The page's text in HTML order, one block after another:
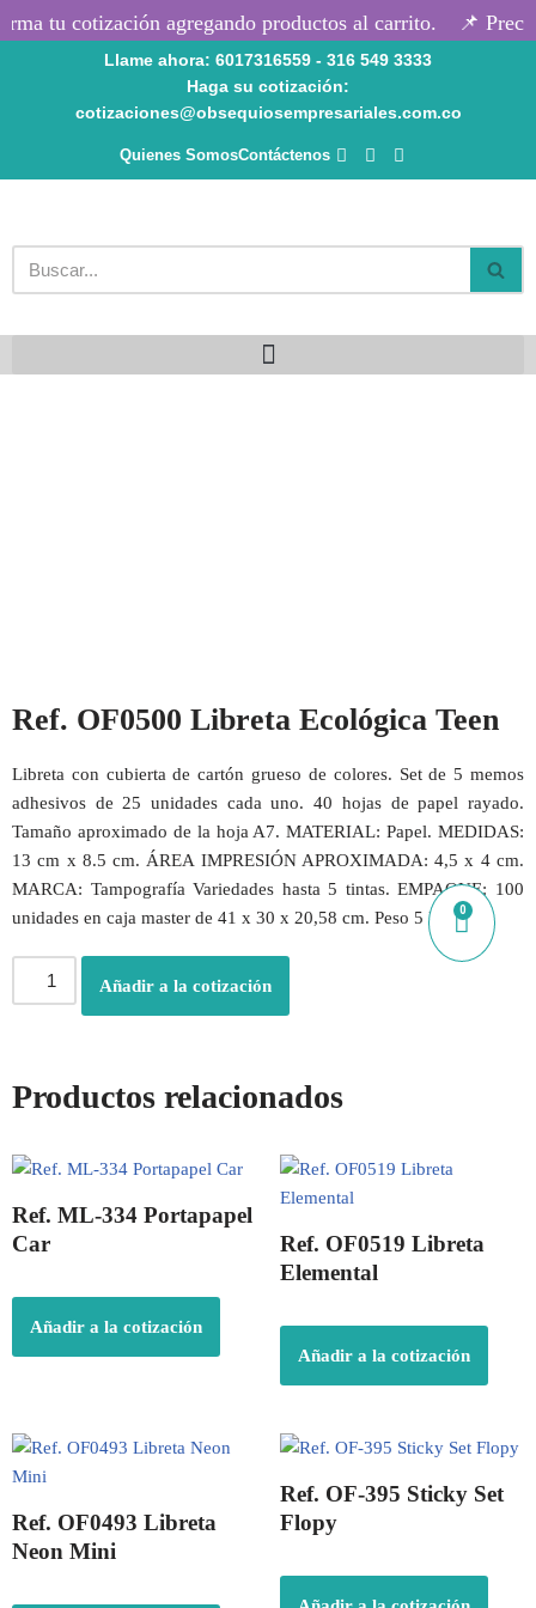
contenido
tu cotización agregando productos al carrito. 📌
Llame ahora: 6017316559 - 316 549 3333
Haga su cotización:
cotizaciones@obsequiosempresariales.com.co
Quienes SomosContáctenos
0
Ref. OF0500 Libreta Ecológica Teen
Libreta con cubierta de cartón grueso de colores. Set de 5 memos
adhesivos de 25 unidades cada uno. 40 hojas de papel rayado.
Tamaño aproximado de la hoja A7. MATERIAL: Papel. MEDIDAS:
13 cm x 8.5 cm. ÁREA IMPRESIÓN APROXIMADA: 4,5 x 4 cm.
MARCA: Tampografía Variedades hasta 5 tintas. EMPAQUE: 100
unidades en caja master de 41 x 30 x 20,58 cm. Peso 5 Kg.
Añadir a la cotización
Productos relacionados
Ref. ML-334 Portapapel
Car
Añadir a la cotización
Ref. OF0519 Libreta
Elemental
Añadir a la cotización
Ref. OF0493 Libreta
Neon Mini
Ref. OF-395 Sticky Set
Flopy